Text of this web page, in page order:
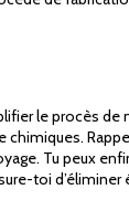
le procès de
chimiques.
Tu peux
toi d’éliminer